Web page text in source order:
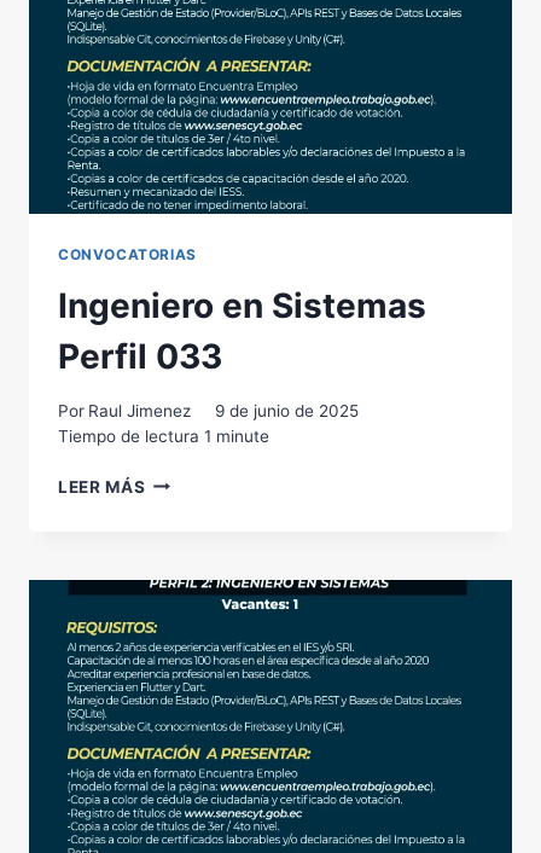
CONVOCATORIAS
Ingeniero en Sistemas
Perfil 033
Por Raul Jimenez
9 de junio de 2025
Tiempo de lectura 1 minute
LEER MÁS INGENIERO
033